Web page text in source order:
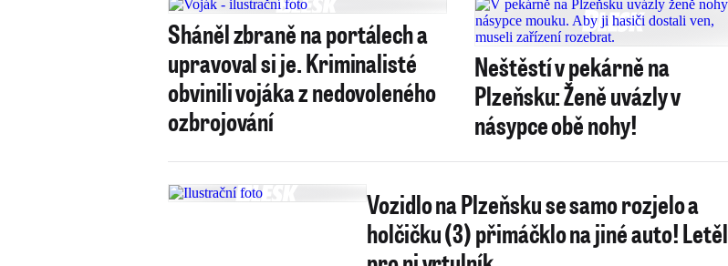
Sháněl zbraně na portálech a
upravoval si je. Kriminalisté
obvinili vojáka z nedovoleného
ozbrojování
Neštěstí v pekárně na
Plzeňsku: Ženě uvázly v
násypce obě nohy!
Vozidlo na Plzeňsku se samo rozjelo a
holčičku (3) přimáčklo na jiné auto! Letěl